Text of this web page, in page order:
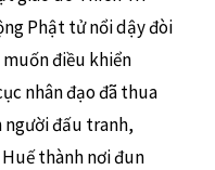
Phật tử nổi dậy đòi
điều khiển
nhân đạo đã thua
người đấu tranh,
thành nơi đun